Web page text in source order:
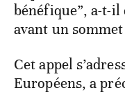
bénéfique”, a-t-il
avant un
Cet appel
Européens, a